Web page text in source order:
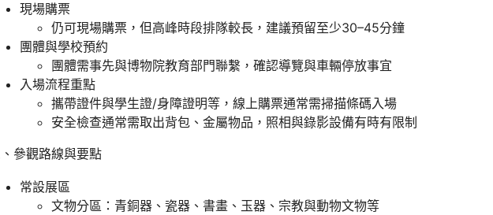
現場購票
仍可現場購票，但高峰時段排隊較長，建議預留至少30–45分鐘
團體與學校預約
團體需事先與博物院教育部門聯繫，確認導覽與車輛停放事宜
入場流程重點
攜帶證件與學生證/身障證明等，線上購票通常需掃描條碼入場
安全檢查通常需取出背包、金屬物品，照相與錄影設備有時有限制
參觀路線與要點
常設展區
文物分區：青銅器、瓷器、書畫、玉器、宗教與動物文物等